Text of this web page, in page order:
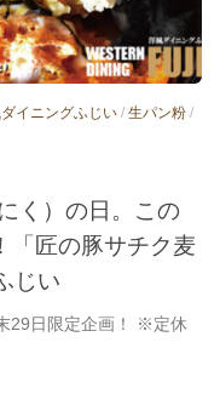
イニングふじい / 生パン粉 /
く）の日。この
「匠の豚サチク麦
じい
29日限定企画！ ※定休